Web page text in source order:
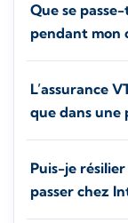
Que se
pendant mon
L’assurance
que dans une
Puis-je
passer chez